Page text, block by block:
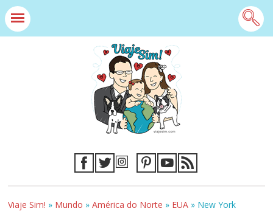
Viaje Sim! » Mundo »América do Norte » EUA » New York